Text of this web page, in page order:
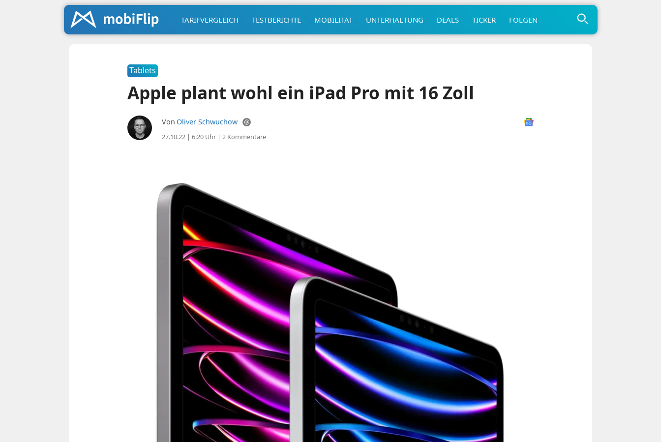
TARIFVERGLEICH TESTBERICHTE MOBILITÄT UNTERHALTUNG DEALS TICKER FOLGEN
Tablets
Apple plant wohl ein iPad Pro mit 16 Zoll
Von Oliver Schwuchow
27.10.22 | 6:20 Uhr| 2 Kommentare